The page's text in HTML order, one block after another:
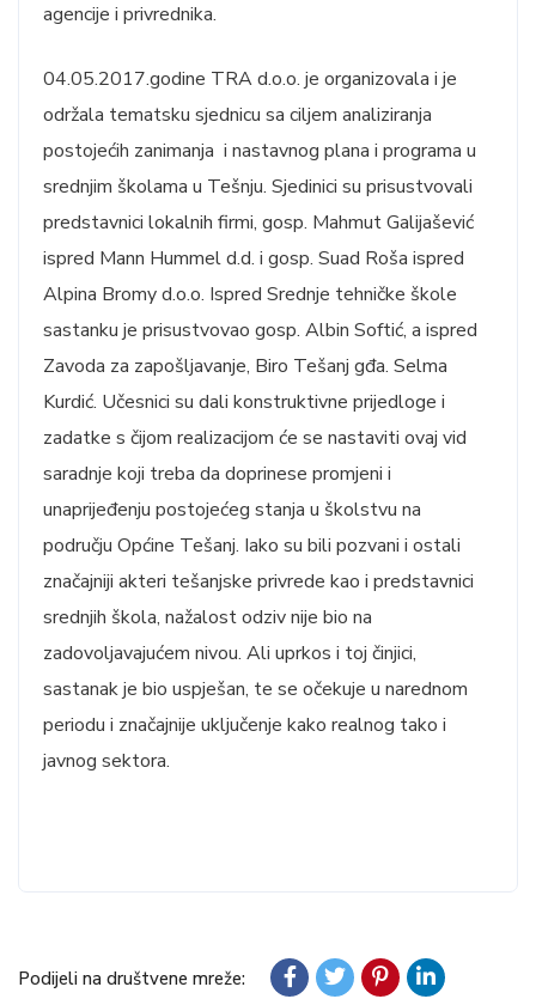
agencije i privrednika.
04.05.2017.godine TRA d.o.o. je organizovala i je
održala tematsku sjednicu sa ciljem analiziranja
postojećih zanimanja i nastavnog plana i programa u
srednjim školama u Tešnju. Sjedinici su prisustvovali
predstavnici lokalnih firmi, gosp. Mahmut Galijašević
ispred Mann Hummel d.d. i gosp. Suad Roša ispred
Alpina Bromy d.o.o. Ispred Srednje tehničke škole
sastanku je prisustvovao gosp. Albin Softić, a ispred
Zavoda za zapošljavanje, Biro Tešanj gđa. Selma
Kurdić. Učesnici su dali konstruktivne prijedloge i
zadatke s čijom realizacijom će se nastaviti ovaj vid
saradnje koji treba da doprinese promjeni i
unaprijeđenju postojećeg stanja u školstvu na
području Općine Tešanj. Iako su bili pozvani i ostali
značajniji akteri tešanjske privrede kao i predstavnici
srednjih škola, nažalost odziv nije bio na
zadovoljavajućem nivou. Ali uprkos i toj činjici,
sastanak je bio uspješan, te se očekuje u narednom
periodu i značajnije uključenje kako realnog tako i
javnog sektora.
Podijeli na društvene mreže: